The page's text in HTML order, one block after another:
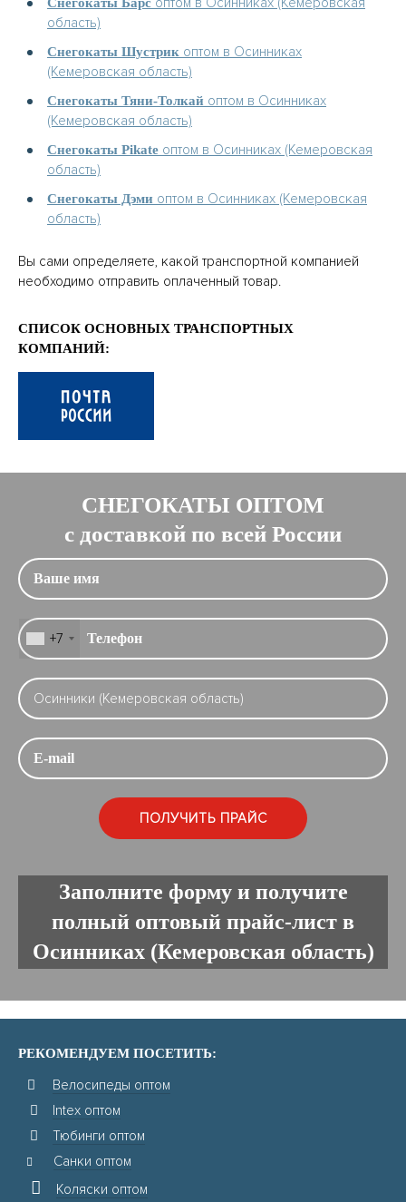
область)
Снегокаты Шустрик оптом в Осинниках
(Кемеровская область)
Снегокаты Тяни-Толкай оптом в Осинниках
(Кемеровская область)
Снегокаты Pikate оптом в Осинниках (Кемеровская
область)
Снегокаты Дэми оптом в Осинниках (Кемеровская
область)
Вы сами определяете, какой транспортной компанией
необходимо отправить оплаченный товар.
СПИСОК ОСНОВНЫХ ТРАНСПОРТНЫХ
КОМПАНИЙ:
СНЕГОКАТЫ ОПТОМ
с доставкой по всей России
+7
Заполните форму и получите
полный оптовый прайс-лист в
Осинниках (Кемеровская область)
РЕКОМЕНДУЕМ ПОСЕТИТЬ:
Велосипеды оптом
Intex оптом
Тюбинги оптом
Санки оптом
Коляски оптом